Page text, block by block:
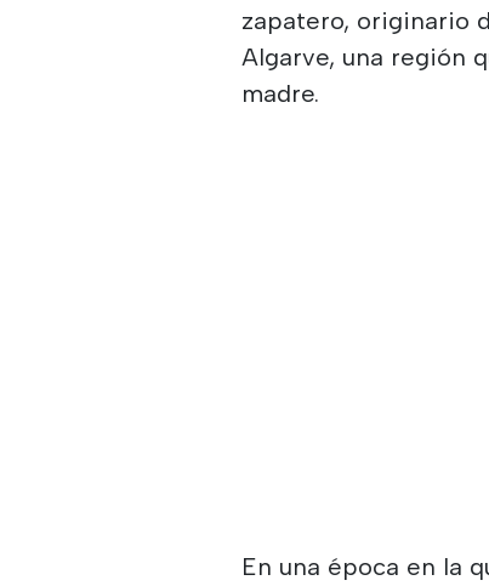
zapatero, originario
Algarve, una región
madre.
En una época en la